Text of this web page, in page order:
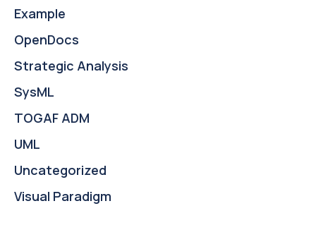
Example
OpenDocs
Strategic Analysis
SysML
TOGAF ADM
UML
Uncategorized
Visual Paradigm